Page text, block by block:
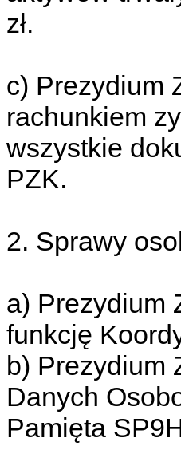
zł.
c) Prezydium
rachunkiem
wszystkie
PZK.
2. Sprawy
a) Prezydium
funkcję
b) Prezydium
Danych
Pamięta